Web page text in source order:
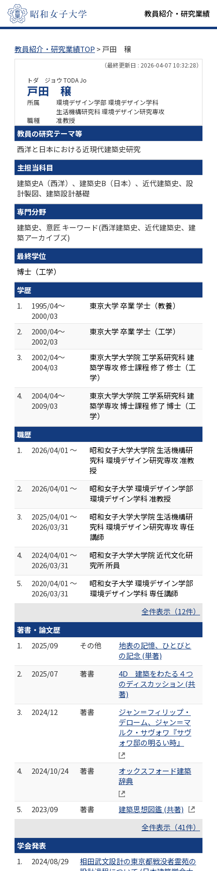
教員紹介・研究業績
教員紹介・研究業績TOP > 戸田 穣
（最終更新日 : 2026-04-07 10:32:28）
トダ ジョウ TODA Jo
戸田 穣
所属
環境デザイン学部 環境デザイン学科
生活機構研究科 環境デザイン研究専攻
職種
准教授
教員の研究テーマ等
西洋と日本における近現代建築史研究
主担当科目
建築史A（西洋）、建築史B（日本）、近代建築史、設
計製図、建築設計基礎
専門分野
建築史、意匠 キーワード(西洋建築史、近代建築史、建
築アーカイブズ)
最終学位
博士（工学）
学歴
1.
1995/04～
2000/03
東京大学 卒業 学士（教養）
2.
2000/04～
2002/03
東京大学 卒業 学士（工学）
3.
2002/04～
2004/03
東京大学大学院 工学系研究科 建
築学専攻 修士課程 修了 修士（工
学）
4.
2004/04～
2009/03
東京大学大学院 工学系研究科 建
築学専攻 博士課程 修了 博士（工
学）
職歴
1.
2026/04/01 ～
昭和女子大学大学院 生活機構研
究科 環境デザイン研究専攻 准教
授
2.
2026/04/01 ～
昭和女子大学 環境デザイン学部
環境デザイン学科 准教授
3.
2025/04/01 ～
2026/03/31
昭和女子大学大学院 生活機構研
究科 環境デザイン研究専攻 専任
講師
4.
2024/04/01 ～
2026/03/31
昭和女子大学大学院 近代文化研
究所 所員
5.
2020/04/01 ～
2026/03/31
昭和女子大学 環境デザイン学部
環境デザイン学科 専任講師
全件表示（12件）
著書・論文歴
1.
2025/09 その他
地表の記憶、ひとびと
の記念 (単著)
2.
2025/07 著書
4D 建築をわたる４つ
のディスカッション (共
著)
3.
2024/12 著書
ジャン＝フィリップ・
デローム、ジャン＝マ
ルク・サヴォワ『サヴ
ォワ邸の明るい時』
4. 2024/10/24 著書
オックスフォード建築
辞典
5. 2023/09 著書
建築思想図鑑 (共著)
全件表示（41件）
学会発表
1.
2024/08/29
相田武文設計の東京都戦没者霊苑の